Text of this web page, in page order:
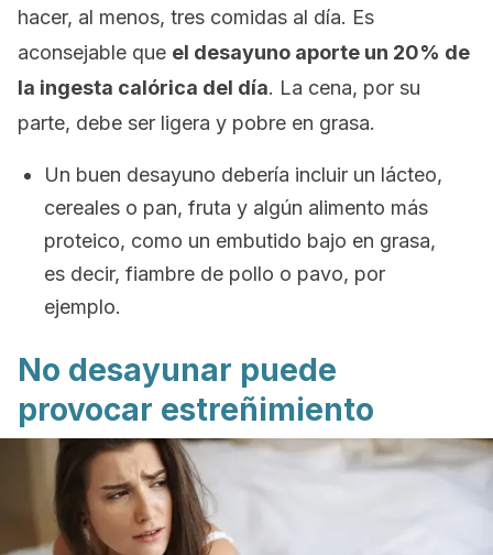
hacer, al menos, tres comidas al día. Es
aconsejable que el desayuno aporte un 20% de
la ingesta calórica del día. La cena, por su
parte, debe ser ligera y pobre en grasa.
Un buen desayuno debería incluir un lácteo,
cereales o pan, fruta y algún alimento más
proteico, como un embutido bajo en grasa,
es decir, fiambre de pollo o pavo, por
ejemplo.
No desayunar puede
provocar estreñimiento